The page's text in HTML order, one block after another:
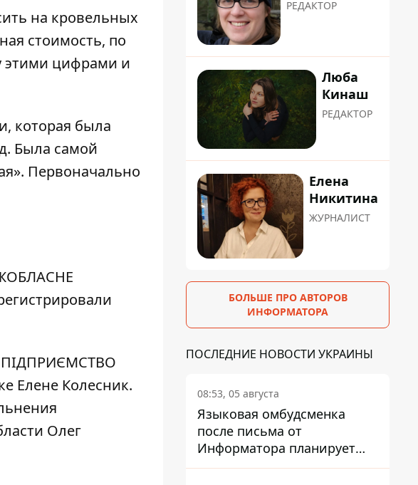
на кровельных
стоимость, по
этими цифрами и
, которая была
Была самой
Первоначально
ПІДПРИЄМСТВО
Елене Колесник.
Олег
РЕДАКТОР
Люба
Кинаш
РЕДАКТОР
Елена
Никитина
ЖУРНАЛИСТ
БОЛЬШЕ ПРО АВТОРОВ
ИНФОРМАТОРА
ПОСЛЕДНИЕ НОВОСТИ УКРАИНЫ
08:53, 05 августа
Языковая омбудсменка
после письма от
Информатора планирует
наказать компанию-